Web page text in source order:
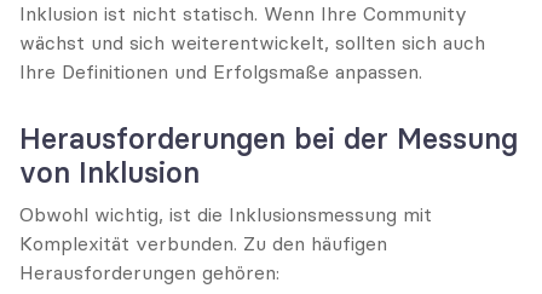
Inklusion ist nicht statisch. Wenn Ihre Community
wächst und sich weiterentwickelt, sollten sich auch
Ihre Definitionen und Erfolgsmaße anpassen.
Herausforderungen bei der Messung
von Inklusion
Obwohl wichtig, ist die Inklusionsmessung mit
Komplexität verbunden. Zu den häufigen
Herausforderungen gehören: